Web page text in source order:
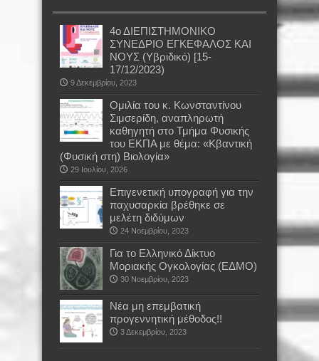
4ο ΔΙΕΠΙΣΤΗΜΟΝΙΚΟ
ΣΥΝΕΔΡΙΟ ΕΓΚΕΦΑΛΟΣ ΚΑΙ
ΝΟΥΣ (Υβριδικό) [15-
17/12/2023)
9 Δεκεμβρίου, 2023
Oμιλία του κ. Κωνσταντίνου
Σιμσερίδη, αναπληρωτή
καθηγητή στο Τμήμα Φυσικής
του ΕΚΠΑ με θέμα: «Κβαντική
(Φυσική στη) Βιολογία»
29 Ιουλίου, 2026
Επιγενετική υπογραφή για την
παχυσαρκία βρέθηκε σε
μελέτη διδύμων
24 Νοεμβρίου, 2023
Για το Ελληνικό Δίκτυο
Μοριακής Ογκολογίας (ΕΔΜΟ)
30 Νοεμβρίου, 2023
Νέα μη επεμβατική
προγεννητική μέθοδος!!
3 Δεκεμβρίου, 2023